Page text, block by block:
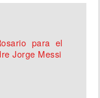
para el
Jorge Messi